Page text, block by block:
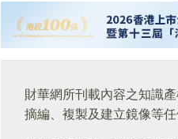
財華網所刊載內容之知識
摘編、複製及建立鏡像等任